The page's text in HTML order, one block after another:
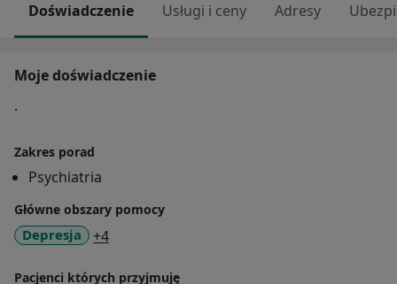
Doświadczenie Usługi i ceny Adresy
Moje doświadczenie
.
Zakres porad
Psychiatria
Główne obszary pomocy
Depresja +4a11y_sr_more_diseases
Pacjenci których przyjmuję